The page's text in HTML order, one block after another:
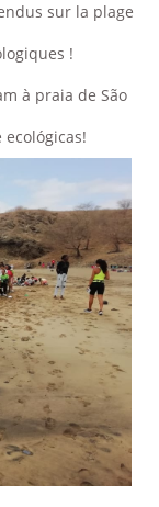
sur la plage
!
à praia de São